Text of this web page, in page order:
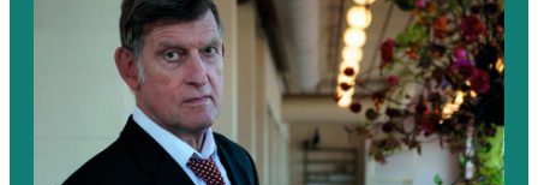
Skip navigatie